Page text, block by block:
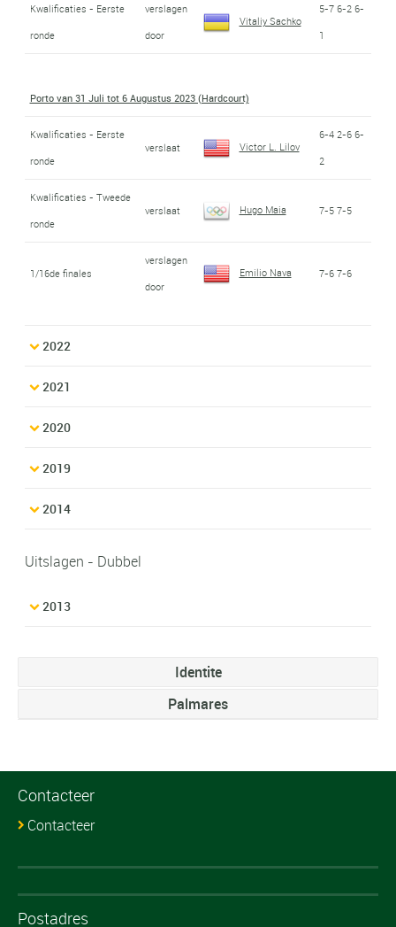
Kwalificaties - Eerste
ronde
verslagen
door
Vitaliy Sachko
5-7 6-2 6-
1
Porto van 31 Juli tot 6 Augustus 2023 (Hardcourt)
Kwalificaties - Eerste
ronde
verslaat Victor L. Lilov
6-4 2-6 6-
2
Kwalificaties - Tweede
ronde
verslaat Hugo Maia 7-5 7-5
1/16de finales
verslagen
door
Emilio Nava 7-6 7-6
2022
2021
2020
2019
2014
Uitslagen - Dubbel
2013
Identite
Palmares
Contacteer
Contacteer
Postadres